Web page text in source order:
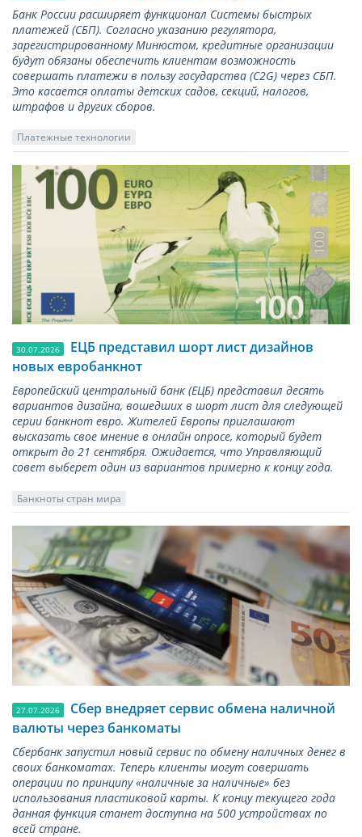
Банк России расширяет функционал Системы быстрых
платежей (СБП). Согласно указанию регулятора,
зарегистрированному Минюстом, кредитные организации
будут обязаны обеспечить клиентам возможность
совершать платежи в пользу государства (С2G) через СБП.
Это касается оплаты детских садов, секций, налогов,
штрафов и других сборов.
Платежные технологии
30.07.2026
ЕЦБ представил шорт лист дизайнов
новых евробанкнот
Европейский центральный банк (ЕЦБ) представил десять
вариантов дизайна, вошедших в шорт лист для следующей
серии банкнот евро. Жителей Европы приглашают
высказать свое мнение в онлайн опросе, который будет
открыт до 21 сентября. Ожидается, что Управляющий
совет выберет один из вариантов примерно к концу года.
Банкноты стран мира
27.07.2026
Сбер внедряет сервис обмена наличной
валюты через банкоматы
Сбербанк запустил новый сервис по обмену наличных денег в
своих банкоматах. Теперь клиенты могут совершать
операции по принципу «наличные за наличные» без
использования пластиковой карты. К концу текущего года
данная функция станет доступна на 500 устройствах по
всей стране.